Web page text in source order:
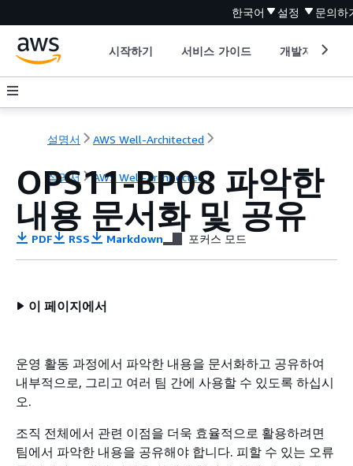
한국어 설정 문의하
시작하기 서비스 가이드 개발자 도구
설명서 AWS Well-Architected
설명서 AWS Well-Architected
OPS11-BP08 파악한
내용 문서화 및 공유
PDF RSS Markdown 포커스 모드
이 페이지에서
운영 활동 과정에서 파악한 내용을 문서화하고 공유하여
내부적으로, 그리고 여러 팀 간에 사용할 수 있도록 하십시
오.
조직 전체에서 관련 이점을 더욱 효율적으로 활용하려면
팀에서 파악한 내용을 공유해야 합니다. 피할 수 있는 오류